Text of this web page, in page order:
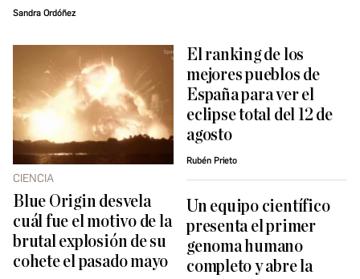
Sandra Ordóñez
CIENCIA
Blue Origin desvela
cuál fue el motivo de la
brutal explosión de su
cohete el pasado mayo
El ranking de los
mejores pueblos de
España para ver el
eclipse total del 12 de
agosto
Rubén Prieto
Un equipo científico
presenta el primer
genoma humano
completo y abre la